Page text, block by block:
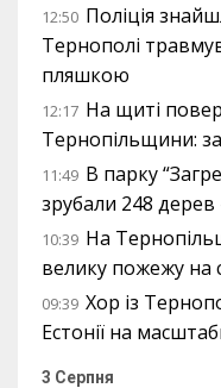
12:50 Поліція
Тернополі
пляшкою
12:17 На щиті
Тернопільщини:
11:49 В парку
зрубали 248
10:39 На
велику пожежу на
09:39 Хор із
Естонії на
3 Серпня